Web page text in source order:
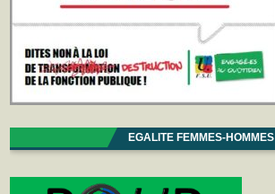
EGALITE FEMMES-HOMMES